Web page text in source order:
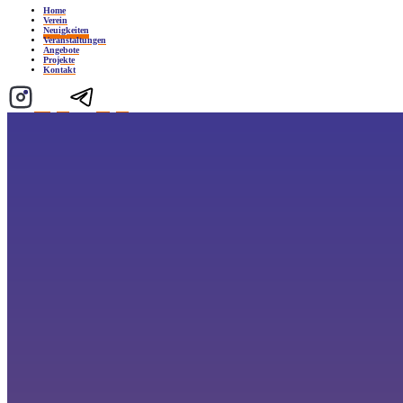
Home
Verein
Neuigkeiten
Veranstaltungen
Angebote
Projekte
Kontakt